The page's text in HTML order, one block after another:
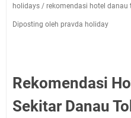
holidays / rekomendasi hotel danau
Diposting oleh pravda holiday
Rekomendasi
Sekitar Danau